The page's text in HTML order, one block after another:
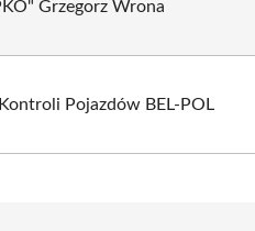
Grzegorz Wrona
Pojazdów BEL-POL